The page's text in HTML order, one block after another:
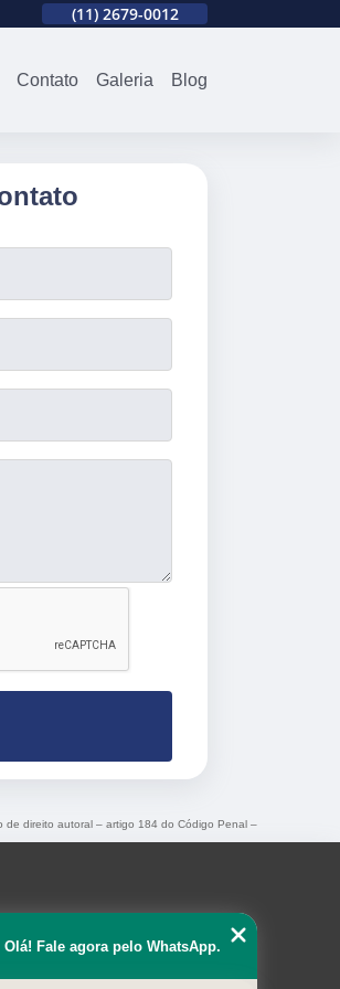
(11) 2679-0012
Contato Galeria Blog
de direito autoral – artigo 184 do Código Penal –
Olá! Fale agora pelo WhatsApp.